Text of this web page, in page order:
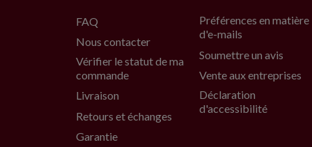
FAQ
Nous contacter
Vérifier le statut de ma
commande
Livraison
Retours et échanges
Garantie
Préférences en matière
d'e-mails
Soumettre un avis
Vente aux entreprises
Déclaration
d'accessibilité